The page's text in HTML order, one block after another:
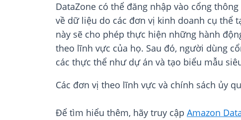
DataZone có thể đăng nhập vào cổng
về dữ liệu do các đơn vị kinh doanh cụ thể
này sẽ cho phép thực hiện những hành
theo lĩnh vực của họ. Sau đó, người dùng
các thực thể như dự án và tạo biểu mẫu
Các đơn vị theo lĩnh vực và chính sách ủy
Để tìm hiểu thêm, hãy truy cập Amazon